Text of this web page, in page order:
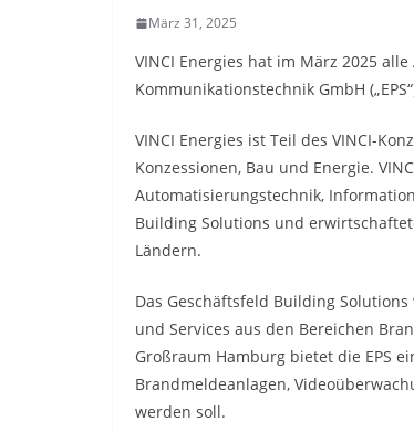
März 31, 2025
VINCI Energies hat im März 2025
Kommunikationstechnik GmbH
VINCI Energies ist Teil des VINCI-
Konzessionen, Bau und Energie.
Automatisierungstechnik,
Building Solutions und
Ländern.
Das Geschäftsfeld Building
und Services aus den Bereichen
Großraum Hamburg bietet die EPS
Brandmeldeanlagen,
werden soll.